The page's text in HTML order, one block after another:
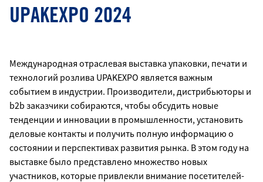
UPAKEXPO 2024
Международная отраслевая выставка упаковки, печати и
технологий розлива UPAKEXPO является важным
событием в индустрии. Производители, дистрибьюторы и
b2b заказчики собираются, чтобы обсудить новые
тенденции и инновации в промышленности, установить
деловые контакты и получить полную информацию о
состоянии и перспективах развития рынка. В этом году на
выставке было представлено множество новых
участников, которые привлекли внимание посетителей-